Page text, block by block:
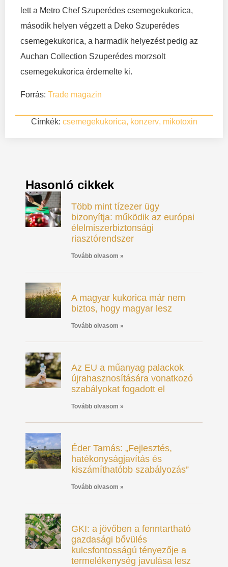
lett a Metro Chef Szuperédes csemegekukorica,
második helyen végzett a Deko Szuperédes
csemegekukorica, a harmadik helyezést pedig az
Auchan Collection Szuperédes morzsolt
csemegekukorica érdemelte ki.
Forrás: Trade magazin
Címkék: csemegekukorica, konzerv, mikotoxin
Hasonló cikkek
Több mint tízezer ügy
bizonyítja: működik az európai
élelmiszerbiztonsági
riasztórendszer
Tovább olvasom »
A magyar kukorica már nem
biztos, hogy magyar lesz
Tovább olvasom »
Az EU a műanyag palackok
újrahasznosítására vonatkozó
szabályokat fogadott el
Tovább olvasom »
Éder Tamás: „Fejlesztés,
hatékonyságjavítás és
kiszámíthatóbb szabályozás”
Tovább olvasom »
GKI: a jövőben a fenntartható
gazdasági bővülés
kulcsfontosságú tényezője a
termelékenység javulása lesz